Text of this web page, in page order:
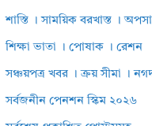
শাস্তি । সাময়িক বরখাস্ত ।
শিক্ষা ভাতা । পোষাক । রেশন
সঞ্চয়পত্র খবর । ক্রয় সীমা ।
সর্বজনীন পেনশন স্কিম ২০২৬